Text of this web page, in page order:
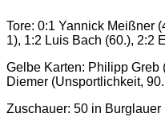
Tore: 0:1 Yannick Meißner
1), 1:2 Luis Bach (60.), 2:2
Gelbe Karten: Philipp Greb
Diemer (Unsportlichkeit,
Zuschauer: 50 in Burglauer